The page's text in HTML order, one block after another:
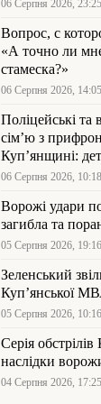
06 Серпня 2026, 23:25
Вопрос, с
«А точно ли
стамеска?»
06 Серпня 2026, 14:05
Поліцейські та
сім’ю з
Куп’янщині:
06 Серпня 2026, 10:18
Ворожі удари
загибла та
05 Серпня 2026, 19:16
Зеленський
Купʼянської
05 Серпня 2026, 10:16
Серія
наслідки
04 Серпня 2026, 17:25